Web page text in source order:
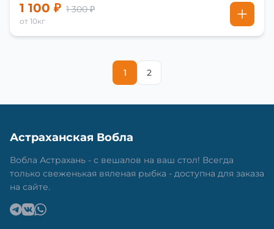
1 100 ₽ 1 300 ₽
от 10кг
1 2
Астраханская Вобла
Вобла Астрахань - с вешалов на ваш стол! Всегда
только свеженькая вяленая рыбка - доступна для заказа
на сайте.